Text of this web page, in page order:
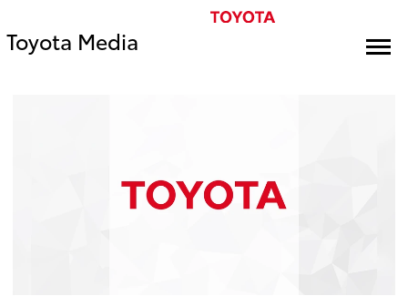
Toyota Media